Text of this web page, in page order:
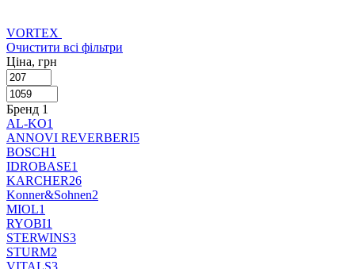
VORTEX
Очистити всі фільтри
Ціна, грн
Бренд 1
AL-KO1
ANNOVI REVERBERI5
BOSCH1
IDROBASE1
KARCHER26
Konner&Sohnen2
MIOL1
RYOBI1
STERWINS3
STURM2
VITALS3